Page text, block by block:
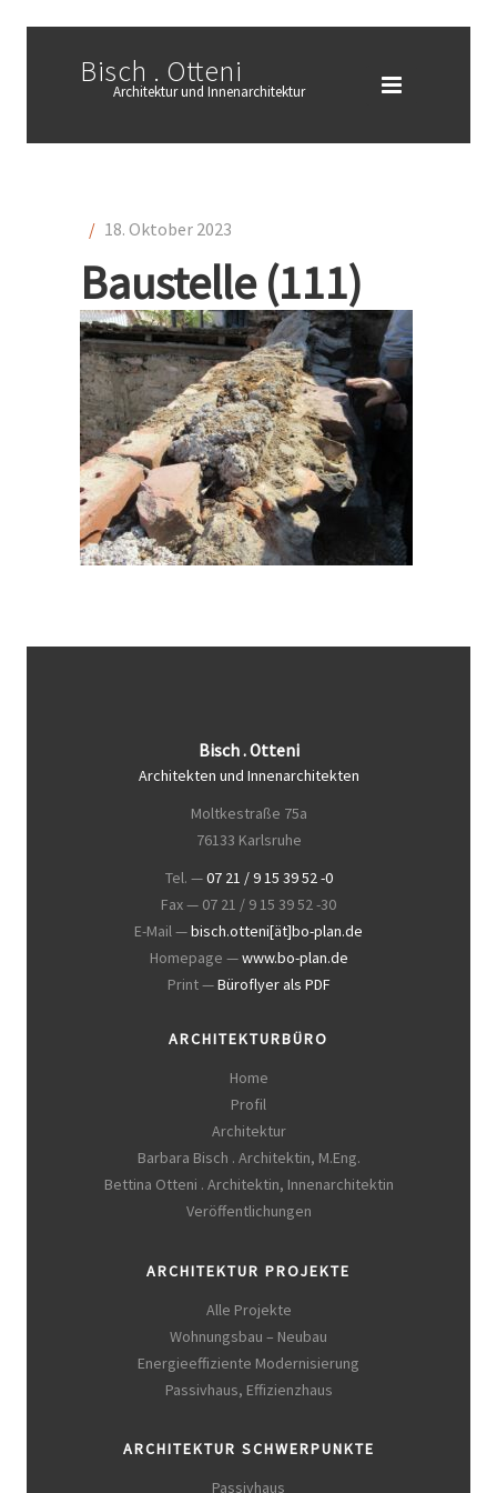
Bisch . Otteni
Architektur und Innenarchitektur
/ 18. Oktober 2023
Baustelle (111)
Bisch . Otteni
Architekten und Innenarchitekten
Moltkestraße 75a
76133 Karlsruhe
Tel. —07 21 / 9 15 39 52 -0
Fax — 07 21 / 9 15 39 52 -30
E-Mail —bisch.otteni[ät]bo-plan.de
Homepage —www.bo-plan.de
Print —Büroflyer als PDF
ARCHITEKTURBÜRO
Home
Profil
Architektur
Barbara Bisch . Architektin, M.Eng.
Bettina Otteni . Architektin, Innenarchitektin
Veröffentlichungen
ARCHITEKTUR PROJEKTE
Alle Projekte
Wohnungsbau – Neubau
Energieeffiziente Modernisierung
Passivhaus, Effizienzhaus
ARCHITEKTUR SCHWERPUNKTE
Passivhaus